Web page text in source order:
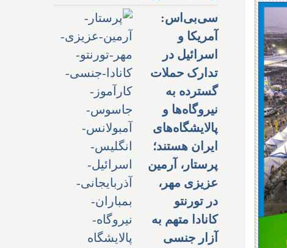
سی‌بی‌اس:
آمریکا و
اسرائیل در
تدارک حملات
گسترده به
نیروگاه‌ها و
پالایشگاه‌های
ایران هستند؛
پرستار، آرمین
عزیزی مهر،
در تورنتو
کانادا متهم به
آزار جنسی